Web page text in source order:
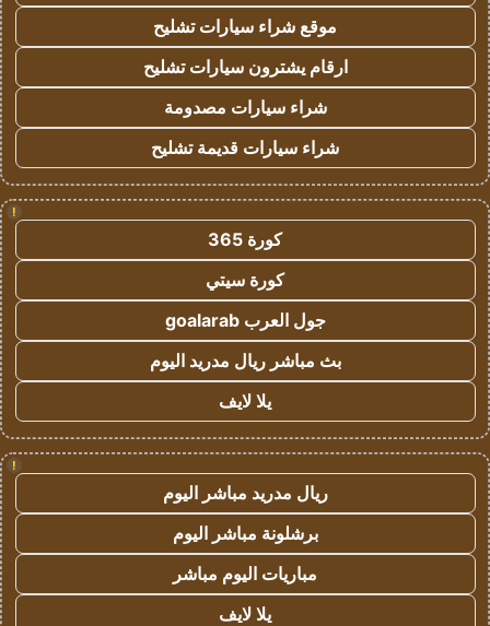
موقع شراء سيارات تشليح
ارقام يشترون سيارات تشليح
شراء سيارات مصدومة
شراء سيارات قديمة تشليح
!
كورة 365
كورة سيتي
جول العرب goalarab
بث مباشر ريال مدريد اليوم
يلا لايف
!
ريال مدريد مباشر اليوم
برشلونة مباشر اليوم
مباريات اليوم مباشر
يلا لايف